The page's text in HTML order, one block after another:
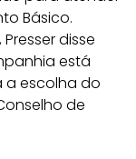
Básico.
disse
está
a escolha do
de